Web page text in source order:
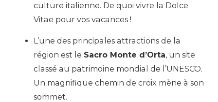
culture italienne. De quoi vivre la Dolce
Vitae pour vos vacances !
L’une des principales attractions de la
région est le Sacro Monte d’Orta, un site
classé au patrimoine mondial de l’UNESCO.
Un magnifique chemin de croix mène à son
sommet.